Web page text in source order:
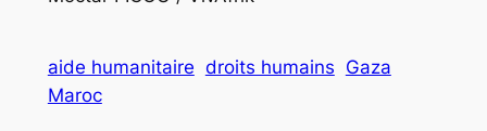
aide humanitaire droits humains Gaza
Maroc